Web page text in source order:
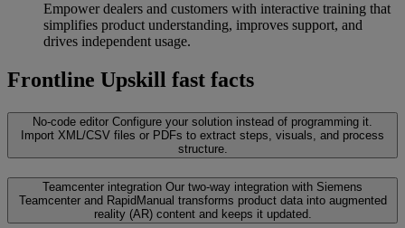
Empower dealers and customers with interactive training that
simplifies product understanding, improves support, and
drives independent usage.
Frontline Upskill fast facts
No-code editor Configure your solution instead of programming it.
Import XML/CSV files or PDFs to extract steps, visuals, and process
structure.
Teamcenter integration Our two-way integration with Siemens
Teamcenter and RapidManual transforms product data into augmented
reality (AR) content and keeps it updated.